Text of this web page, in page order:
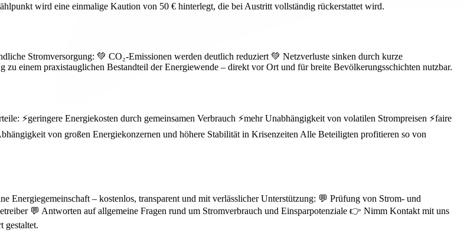
wird eine einmalige Kaution von 50 € hinterlegt, die bei Austritt vollständig rückerstattet wird.
Stromversorgung: 💚 CO₂-Emissionen werden deutlich reduziert 💚 Netzverluste sinken durch kurze
einem praxistauglichen Bestandteil der Energiewende – direkt vor Ort und für breite Bevölkerungsschichten nutzbar.
⚡geringere Energiekosten durch gemeinsamen Verbrauch ⚡mehr Unabhängigkeit von volatilen Strompreisen ⚡faire
von großen Energiekonzernen und höhere Stabilität in Krisenzeiten Alle Beteiligten profitieren so von
Energiegemeinschaft – kostenlos, transparent und mit verlässlicher Unterstützung: 💬 Prüfung von Strom- und
💬 Antworten auf allgemeine Fragen rund um Stromverbrauch und Einsparpotenziale 👉 Nimm Kontakt mit uns
gestaltet.